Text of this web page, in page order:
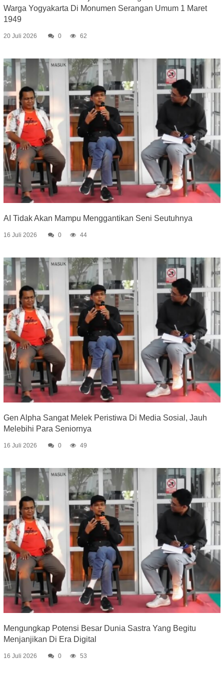
Warga Yogyakarta Di Monumen Serangan Umum 1 Maret
1949
20 Juli 2026 0 62
AI Tidak Akan Mampu Menggantikan Seni Seutuhnya
16 Juli 2026 0 44
Gen Alpha Sangat Melek Peristiwa Di Media Sosial, Jauh
Melebihi Para Seniornya
16 Juli 2026 0 49
Mengungkap Potensi Besar Dunia Sastra Yang Begitu
Menjanjikan Di Era Digital
16 Juli 2026 0 53